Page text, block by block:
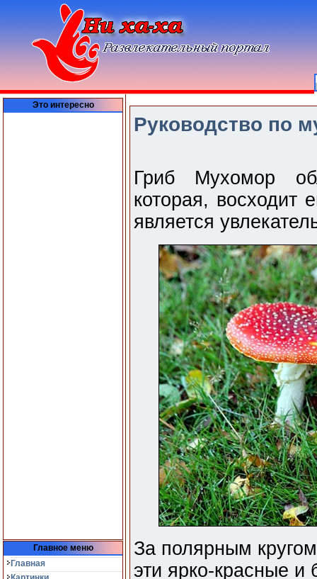
Это интересно
Главное меню
Главная
Руководство по
Гриб Мухомор
которая, восходит
является
За полярным
эти ярко-красные